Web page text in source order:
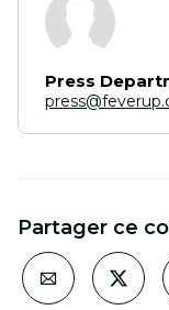
Press
Partager ce